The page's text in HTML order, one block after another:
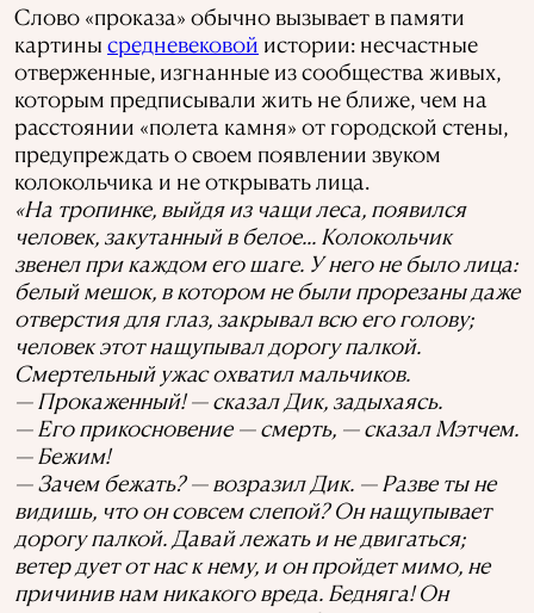
Слово «проказа» обычно вызывает в памяти
картины средневековой истории: несчастные
отверженные, изгнанные из сообщества живых,
которым предписывали жить не ближе, чем на
расстоянии «полета камня» от городской стены,
предупреждать о своем появлении звуком
колокольчика и не открывать лица.
«На тропинке, выйдя из чащи леса, появился
человек, закутанный в белое... Колокольчик
звенел при каждом его шаге. У него не было лица:
белый мешок, в котором не были прорезаны даже
отверстия для глаз, закрывал всю его голову;
человек этот нащупывал дорогу палкой.
Смертельный ужас охватил мальчиков.
— Прокаженный! — сказал Дик, задыхаясь.
— Его прикосновение — смерть, — сказал Мэтчем.
— Бежим!
— Зачем бежать? — возразил Дик. — Разве ты не
видишь, что он совсем слепой? Он нащупывает
дорогу палкой. Давай лежать и не двигаться;
ветер дует от нас к нему, и он пройдет мимо, не
причинив нам никакого вреда. Бедняга! Он